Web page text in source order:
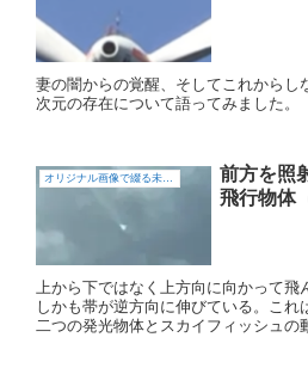
妻の闇からの覚醒、そしてこれからし
次元の存在について語ってみました。
オリジナル画像で綴る未確認飛行物体（UFO)
前方を照
飛行物体
上から下ではなく上方向に向かって飛
しかも帯が逆方向に伸びている。これ
二つの発光物体とスカイフィッシュの